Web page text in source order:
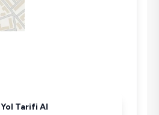
Yol Tarifi Al